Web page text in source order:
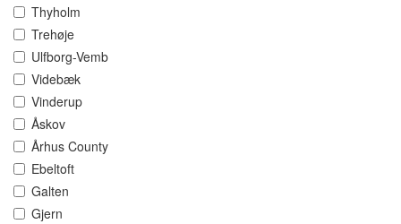
Thyholm
Trehøje
Ulfborg-Vemb
Videbæk
Vinderup
Åskov
Århus County
Ebeltoft
Galten
Gjern